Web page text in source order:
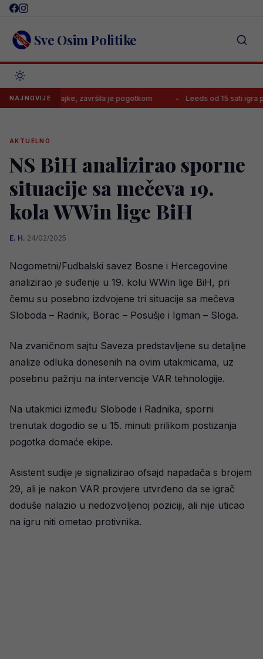
Skip
content Sve Osim Politike
NAJNOVIJE
iz bajke, završila je pogotkom Leeds od 15 sati igra protiv
AKTUELNO
NS BiH analizirao sporne
situacije sa mečeva 19.
kola WWin lige BiH
E. H.·24/02/2025
Nogometni/Fudbalski savez Bosne i Hercegovine
analizirao je suđenje u 19. kolu WWin lige BiH, pri
čemu su posebno izdvojene tri situacije sa mečeva
Sloboda – Radnik, Borac – Posušje i Igman – Sloga.
Na zvaničnom sajtu Saveza predstavljene su detaljne
analize odluka donesenih na ovim utakmicama, uz
posebnu pažnju na intervencije VAR tehnologije.
Na utakmici između Slobode i Radnika, sporni
trenutak dogodio se u 15. minuti prilikom postizanja
pogotka domaće ekipe.
Asistent sudije je signalizirao ofsajd napadača s brojem
29, ali je nakon VAR provjere utvrđeno da se igrač
doduše nalazio u nedozvoljenoj poziciji, ali nije uticao
na igru niti ometao protivnika.